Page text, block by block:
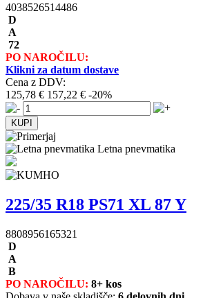
4038526514486
D
A
72
PO NAROČILU:
Klikni za datum dostave
Cena z DDV:
125,78 € 157,22 € -20%
Letna pnevmatika
225/35 R18 PS71 XL 87 Y
8808956165321
D
A
B
PO NAROČILU: 8+ kos